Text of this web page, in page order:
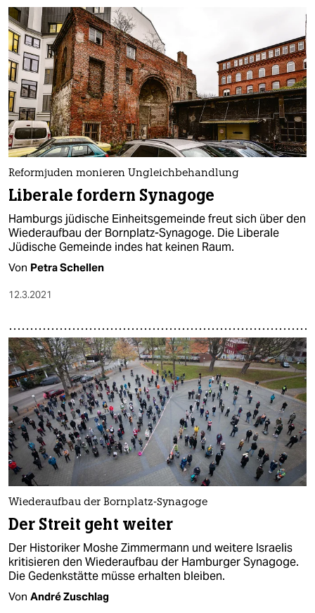
Reformjuden monieren Ungleichbehandlung
Liberale fordern Synagoge
Hamburgs jüdische Einheitsgemeinde freut sich über den
Wiederaufbau der Bornplatz-Synagoge. Die Liberale
Jüdische Gemeinde indes hat keinen Raum.
Von Petra Schellen
12.3.2021
Wiederaufbau der Bornplatz-Synagoge
Der Streit geht weiter
Der Historiker Moshe Zimmermann und weitere Israelis
kritisieren den Wiederaufbau der Hamburger Synagoge.
Die Gedenkstätte müsse erhalten bleiben.
Von André Zuschlag